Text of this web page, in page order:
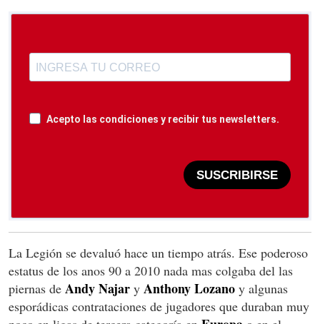
Acepto las condiciones y recibir tus newsletters.
SUSCRIBIRSE
La Legión se devaluó hace un tiempo atrás. Ese poderoso
estatus de los anos 90 a 2010 nada mas colgaba del las
piernas de Andy Najar y Anthony Lozano y algunas
esporádicas contrataciones de jugadores que duraban muy